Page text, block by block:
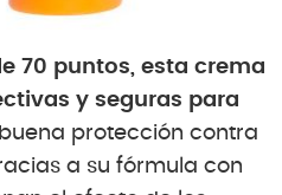
70 puntos, esta crema
y seguras para
protección contra
a su fórmula con